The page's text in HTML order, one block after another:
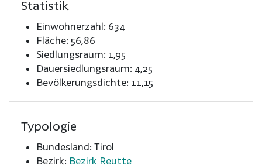
Statistik
Einwohnerzahl: 634
Fläche: 56,86
Siedlungsraum: 1,95
Dauersiedlungsraum: 4,25
Bevölkerungsdichte: 11,15
Typologie
Bundesland: Tirol
Bezirk: Bezirk Reutte